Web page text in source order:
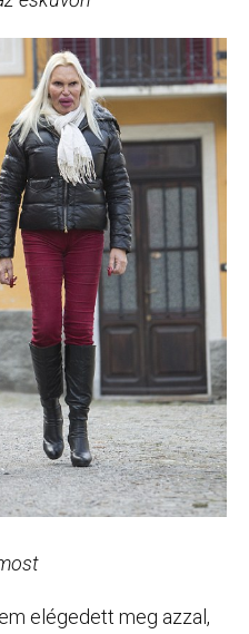
elégedett meg azzal,